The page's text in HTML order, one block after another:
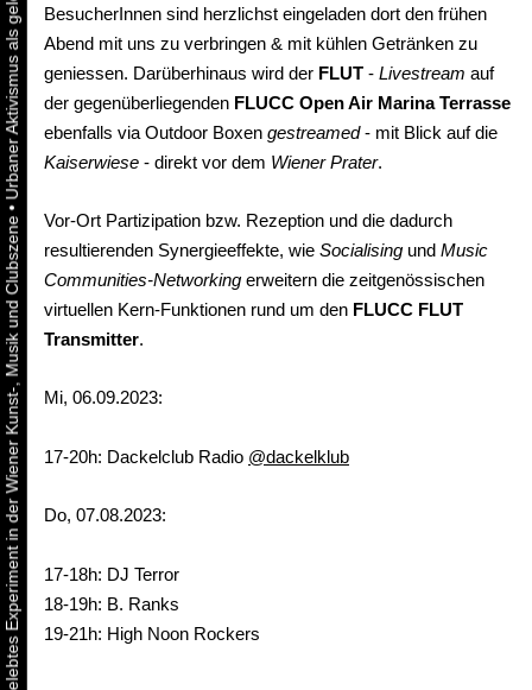
Urbaner Aktivismus als gelebtes Experiment in der Wiener Kunst-, Musik und Clubszene
•
BesucherInnen sind herzlichst eingeladen dort den frühen
Abend mit uns zu verbringen & mit kühlen Getränken zu
geniessen. Darüberhinaus wird der FLUT - Livestream auf
der gegenüberliegenden FLUCC Open Air Marina Terrasse
ebenfalls via Outdoor Boxen gestreamed- mit Blick auf die
Kaiserwiese - direkt vor dem Wiener Prater.
Vor-Ort Partizipation bzw. Rezeption und die dadurch
resultierenden Synergieeffekte, wie Socialising und Music
Communities-Networking erweitern die zeitgenössischen
virtuellen Kern-Funktionen rund um den FLUCC FLUT
Transmitter.
Mi, 06.09.2023:
17-20h: Dackelclub Radio @dackelklub
Do, 07.08.2023:
17-18h: DJ Terror
18-19h: B. Ranks
19-21h: High Noon Rockers